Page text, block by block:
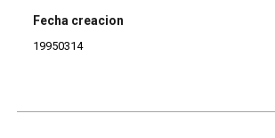
Fecha creacion
19950314